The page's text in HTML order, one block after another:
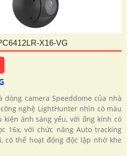
X16-VG
dòng camera Speeddome của nhà
nghệ LightHunter nhìn có màu
kiện ánh sáng yếu, với ống kính có
16x, với chức năng Auto tracking
có thể hoạt động độc lập nhờ khe